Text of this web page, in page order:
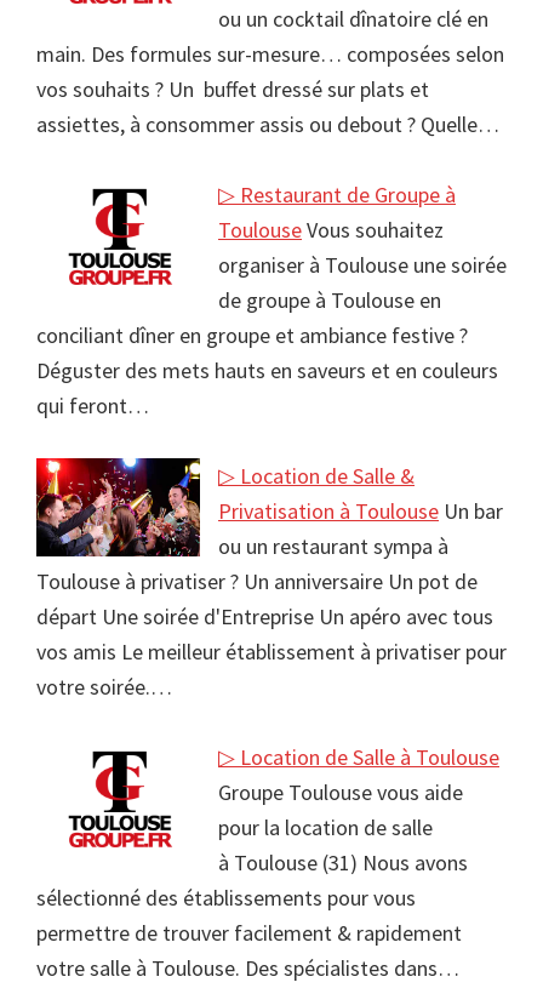
ou un cocktail dînatoire clé en
main. Des formules sur-mesure… composées selon
vos souhaits ? Un buffet dressé sur plats et
assiettes, à consommer assis ou debout ? Quelle…
▷ Restaurant de Groupe à
ToulouseVous souhaitez
organiser à Toulouse une soirée
de groupe à Toulouse en
conciliant dîner en groupe et ambiance festive ?
Déguster des mets hauts en saveurs et en couleurs
qui feront…
▷ Location de Salle &
Privatisation à Toulouse Un bar
ou un restaurant sympa à
Toulouse à privatiser ? Un anniversaire Un pot de
départ Une soirée d'Entreprise Un apéro avec tous
vos amis Le meilleur établissement à privatiser pour
votre soirée.…
▷ Location de Salle à Toulouse
Groupe Toulouse vous aide
pour la location de salle
à Toulouse (31) Nous avons
sélectionné des établissements pour vous
permettre de trouver facilement & rapidement
votre salle à Toulouse. Des spécialistes dans…